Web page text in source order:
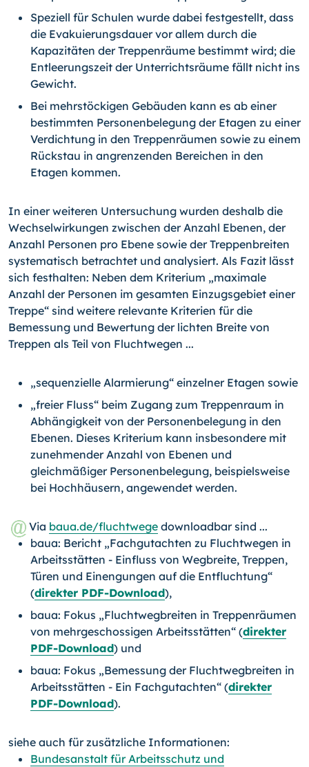
Speziell für Schulen wurde dabei festgestellt, dass
die Evakuierungsdauer vor allem durch die
Kapazitäten der Treppenräume bestimmt wird; die
Entleerungszeit der Unterrichtsräume fällt nicht ins
Gewicht.
Bei mehrstöckigen Gebäuden kann es ab einer
bestimmten Personenbelegung der Etagen zu einer
Verdichtung in den Treppenräumen sowie zu einem
Rückstau in angrenzenden Bereichen in den
Etagen kommen.
In einer weiteren Untersuchung wurden deshalb die
Wechselwirkungen zwischen der Anzahl Ebenen, der
Anzahl Personen pro Ebene sowie der Treppenbreiten
systematisch betrachtet und analysiert. Als Fazit lässt
sich festhalten: Neben dem Kriterium „maximale
Anzahl der Personen im gesamten Einzugsgebiet einer
Treppe“ sind weitere relevante Kriterien für die
Bemessung und Bewertung der lichten Breite von
Treppen als Teil von Fluchtwegen ...
„sequenzielle Alarmierung“ einzelner Etagen sowie
„freier Fluss“ beim Zugang zum Treppenraum in
Abhängigkeit von der Personenbelegung in den
Ebenen. Dieses Kriterium kann insbesondere mit
zunehmender Anzahl von Ebenen und
gleichmäßiger Personenbelegung, beispielsweise
bei Hochhäusern, angewendet werden.
Via baua.de/fluchtwege downloadbar sind ...
baua: Bericht „Fachgutachten zu Fluchtwegen in
Arbeitsstätten - Einfluss von Wegbreite, Treppen,
Türen und Einengungen auf die Entfluchtung“
(direkter PDF-Download),
baua: Fokus „Fluchtwegbreiten in Treppenräumen
von mehrgeschossigen Arbeitsstätten“ (direkter
PDF-Download) und
baua: Fokus „Bemessung der Fluchtwegbreiten in
Arbeitsstätten - Ein Fachgutachten“ (direkter
PDF-Download).
siehe auch für zusätzliche Informationen:
Bundesanstalt für Arbeitsschutz und